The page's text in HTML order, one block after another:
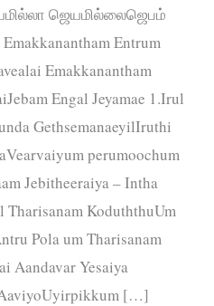
ஜெயமில்லைஜெபம்
Entrum
Emakkanantham
Engal Jeyamae 1.Irul
GethsemanaeyilIruthi
perumoochum
Jebitheeraiya – Intha
KoduththuUm
Pola um Tharisanam
Aandavar Yesaiya
AaviyoUyirpikkum […]